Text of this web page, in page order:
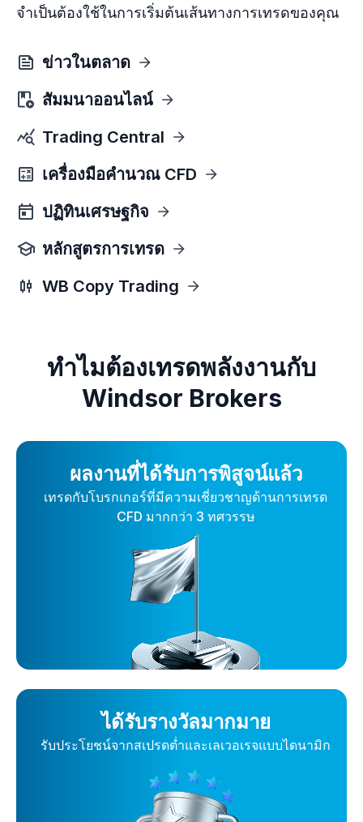
จำเป็นต้องใช้ในการเริ่มต้นเส้นทางการเทรดของคุณ
ข่าวในตลาด
สัมมนาออนไลน์
Trading Central
เครื่องมือคำนวณ CFD
ปฏิทินเศรษฐกิจ
หลักสูตรการเทรด
WB Copy Trading
ทำไมต้องเทรดพลังงานกับ
Windsor Brokers
ผลงานที่ได้รับการพิสูจน์แล้ว
เทรดกับโบรกเกอร์ที่มีความเชี่ยวชาญด้านการเทรด
CFD มากกว่า 3 ทศวรรษ
ได้รับรางวัลมากมาย
รับประโยชน์จากสเปรดต่ำและเลเวอเรจแบบไดนามิก